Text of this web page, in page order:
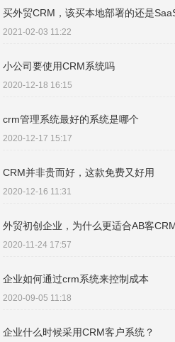
买外贸CRM，该买本地部署的还是
2021-02-03 11:22
小公司要使用CRM系统吗
2020-12-18 16:15
crm管理系统最好的系统是哪个
2020-12-17 15:17
CRM并非贵而好，这款免费又好用
2020-12-16 11:31
外贸初创企业，为什么更适合AB客
2020-11-24 17:57
企业如何通过crm系统来控制成本
2020-09-05 11:18
企业什么时候采用CRM客户系统？